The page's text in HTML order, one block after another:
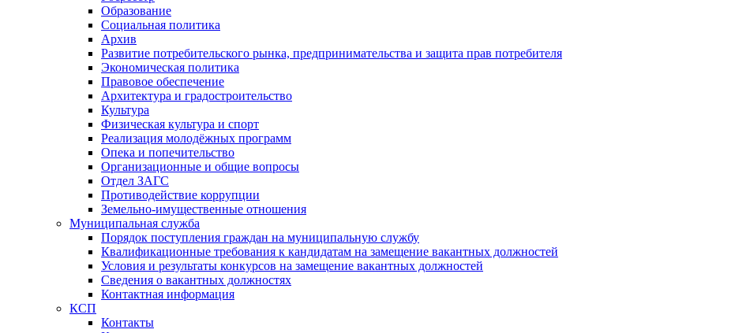
Образование
Социальная политика
Архив
Развитие потребительского рынка, предпринимательства и защита прав потребителя
Экономическая политика
Правовое обеспечение
Архитектура и градостроительство
Культура
Физическая культура и спорт
Реализация молодёжных программ
Опека и попечительство
Организационные и общие вопросы
Отдел ЗАГС
Противодействие коррупции
Земельно-имущественные отношения
Муниципальная служба
Порядок поступления граждан на муниципальную службу
Квалификационные требования к кандидатам на замещение вакантных должностей
Условия и результаты конкурсов на замещение вакантных должностей
Сведения о вакантных должностях
Контактная информация
КСП
Контакты